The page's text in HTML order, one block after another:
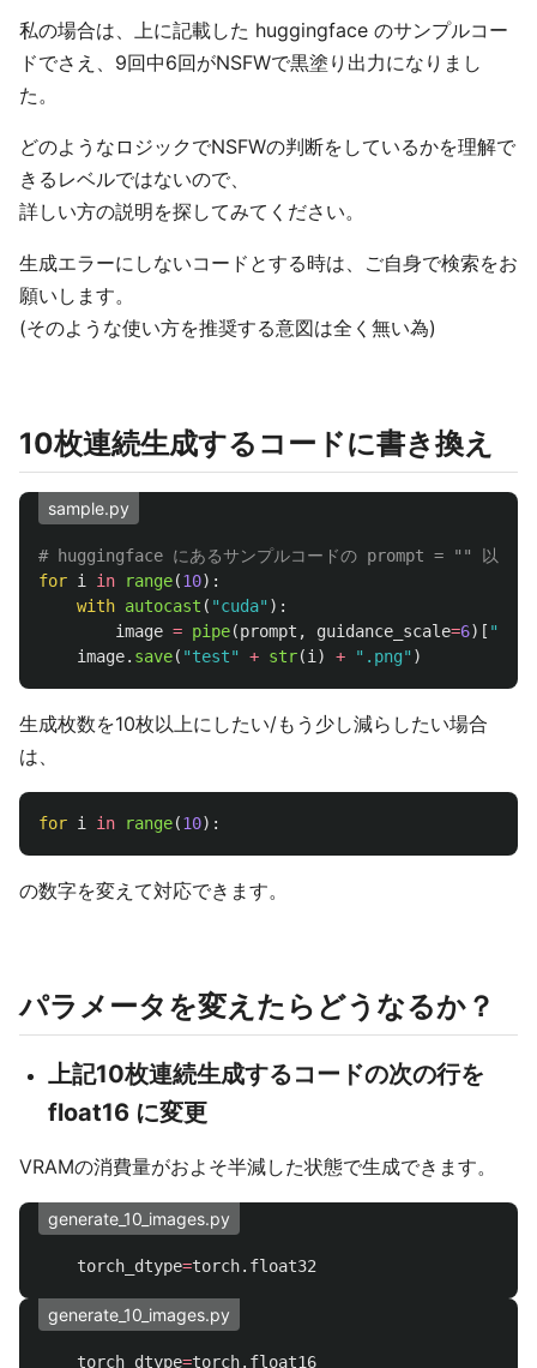
私の場合は、上に記載した huggingface のサンプルコー
ドでさえ、9回中6回がNSFWで黒塗り出力になりまし
た。
どのようなロジックでNSFWの判断をしているかを理解で
きるレベルではないので、
詳しい方の説明を探してみてください。
生成エラーにしないコードとする時は、ご自身で検索をお
願いします。
(そのような使い方を推奨する意図は全く無い為)
10枚連続生成するコードに書き換え
sample.py
for i in range(10):
with autocast ( "cuda" ):
image = pipe(prompt , guidance_scale=6)[ "
image. save( "test" + str(i ) + " .png" )
生成枚数を10枚以上にしたい/もう少し減らしたい場合
は、
for i in range(10):
の数字を変えて対応できます。
パラメータを変えたらどうなるか？
上記10枚連続生成するコードの次の行を
float16 に変更
VRAMの消費量がおよそ半減した状態で生成できます。
generate_10_images.py
torch_dtype=torch. float32
generate_10_images.py
torch_dtype=torch. float16